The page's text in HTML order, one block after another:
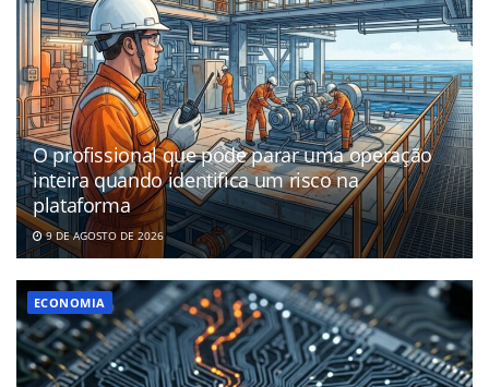
O profissional que pode parar uma operação
inteira quando identifica um risco na
plataforma
9 DE AGOSTO DE 2026
ECONOMIA